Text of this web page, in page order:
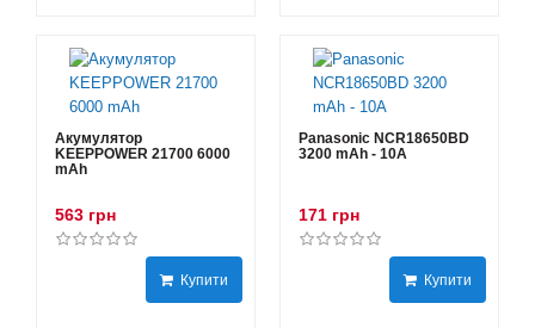
Акумулятор
KEEPPOWER 21700 6000
mAh
563 грн
Купити
Panasonic NCR18650BD
3200 mAh - 10А
171 грн
Купити